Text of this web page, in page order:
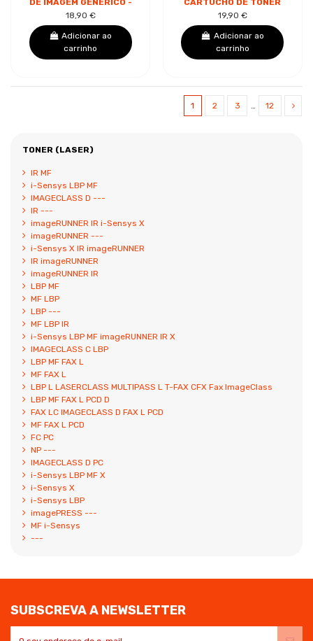
SUBSTITUI 2165C001
(DRUM)
18,90 €
Adicionar ao
carrinho
GENÉRICO -
SUBSTITUI
1980B002/6273B002
19,90 €
Adicionar ao
carrinho
1 2 3 … 12
TONER (LASER)
IR MF
i-Sensys LBP MF
IMAGECLASS D ---
IR ---
imageRUNNER IR i-Sensys X
imageRUNNER ---
i-Sensys X IR imageRUNNER
IR imageRUNNER
imageRUNNER IR
LBP MF
MF LBP
LBP ---
MF LBP IR
i-Sensys LBP MF imageRUNNER IR X
IMAGECLASS C LBP
LBP MF FAX L
MF FAX L
LBP L LASERCLASS MULTIPASS L T-FAX CFX Fax ImageClass
LBP MF FAX L PCD D
FAX LC IMAGECLASS D FAX L PCD
MF FAX L PCD
FC PC
NP ---
IMAGECLASS D PC
i-Sensys LBP MF X
i-Sensys X
i-Sensys LBP
imagePRESS ---
MF i-Sensys
---
SUBSCREVA A NEWSLETTER